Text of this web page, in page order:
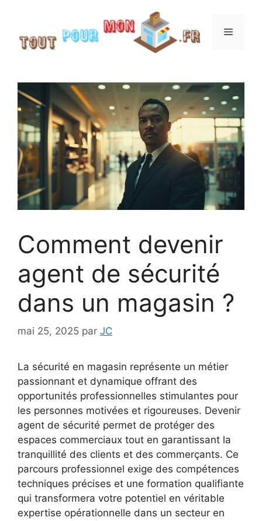
contenu
Menu
Comment devenir
agent de sécurité
dans un magasin ?
mai 25, 2025 par JC
La sécurité en magasin représente un métier
passionnant et dynamique offrant des
opportunités professionnelles stimulantes pour
les personnes motivées et rigoureuses. Devenir
agent de sécurité permet de protéger des
espaces commerciaux tout en garantissant la
tranquillité des clients et des commerçants. Ce
parcours professionnel exige des compétences
techniques précises et une formation qualifiante
qui transformera votre potentiel en véritable
expertise opérationnelle dans un secteur en